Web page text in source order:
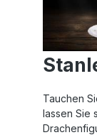
Tauchen
lassen Sie